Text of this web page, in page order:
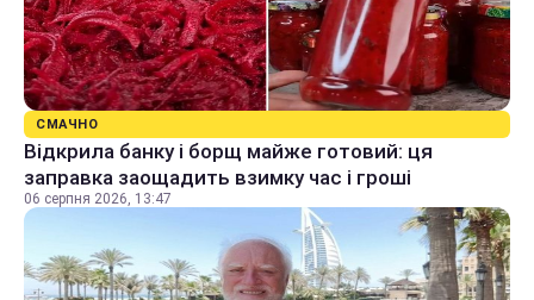
СМАЧНО
Відкрила банку і борщ майже готовий: ця
заправка заощадить взимку час і гроші
06 серпня 2026, 13:47